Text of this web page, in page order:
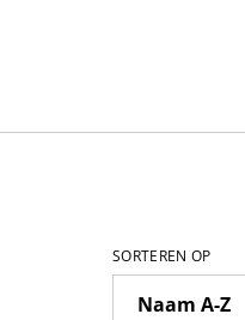
SORTEREN OP